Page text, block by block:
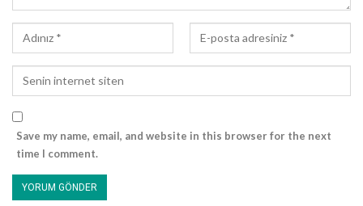
Save my name, email, and website in this browser for the next
time I comment.